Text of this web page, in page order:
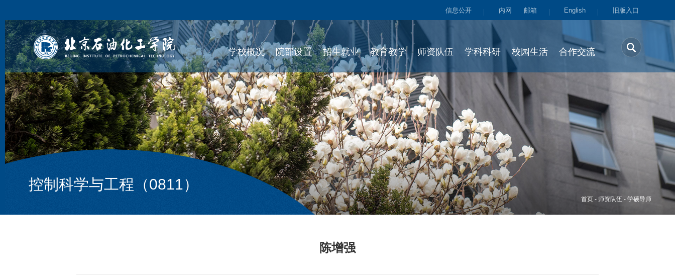
信息公开 内网 邮箱 English 旧版入口
学校概况 院部设置 招生就业 教育教学 师资队伍 学科科研 校园生活 合作交流
首页 - 师资队伍 - 学硕导师
控制科学与工程（0811）
陈增强